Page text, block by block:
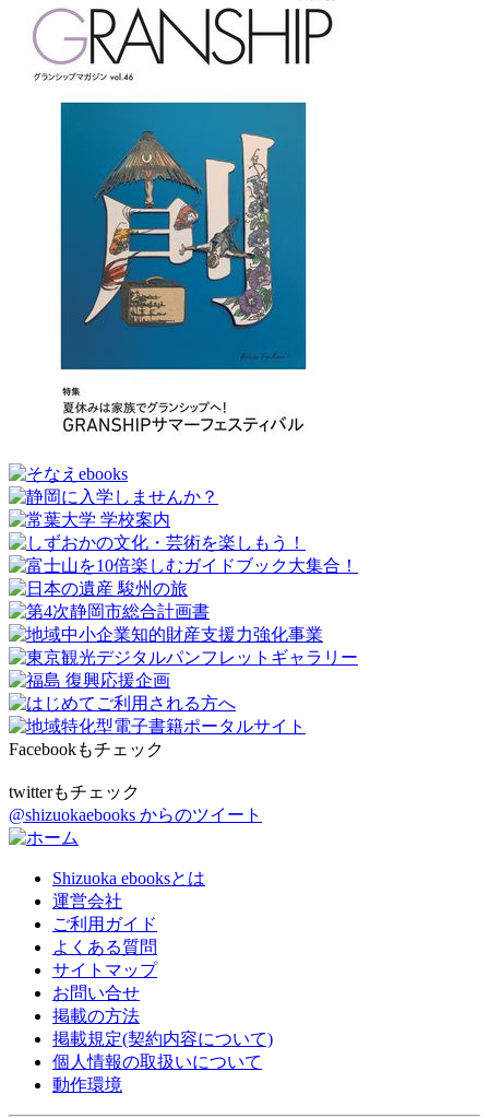
Facebookもチェック
twitterもチェック
@shizuokaebooks からのツイート
Shizuoka ebooksとは
運営会社
ご利用ガイド
よくある質問
サイトマップ
お問い合せ
掲載の方法
掲載規定(契約内容について)
個人情報の取扱いについて
動作環境